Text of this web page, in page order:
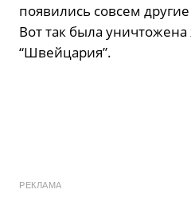
появились совсем
Вот так была
“Швейцария”.
РЕКЛАМА